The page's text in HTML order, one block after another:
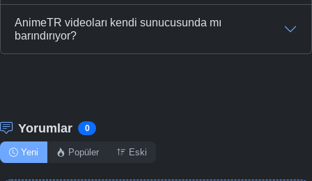
-Bölüm No: 47
-Bölüm No: 48
-Bölüm No:
AnimeTR videoları kendi sunucusunda mı
barındırıyor?
Yorumlar 0
Yeni Popüler Eski